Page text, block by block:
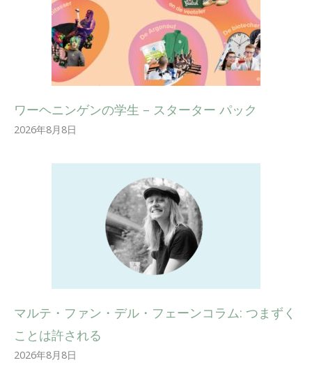
ワーヘニンゲンの学生 – スターター パック
2026年8月8日
マルテ・ファン・デル・フェーンコラム: つまずく
ことは許される
2026年8月8日